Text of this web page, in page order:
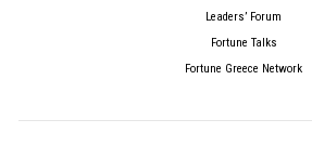
Leaders’ Forum
Fortune Talks
Fortune Greece Network